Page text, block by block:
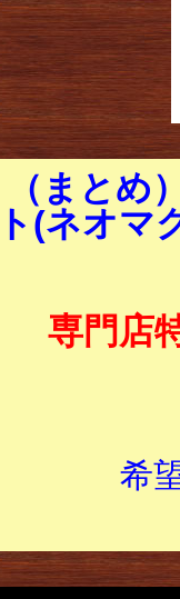
（まとめ
ト(ネオマ
専門店
希